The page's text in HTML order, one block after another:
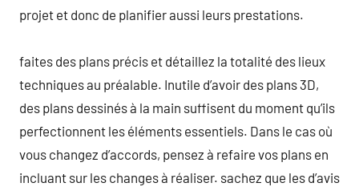
projet et donc de planifier aussi leurs prestations.
faites des plans précis et détaillez la totalité des lieux
techniques au préalable. Inutile d’avoir des plans 3D,
des plans dessinés à la main suffisent du moment qu’ils
perfectionnent les éléments essentiels. Dans le cas où
vous changez d’accords, pensez à refaire vos plans en
incluant sur les changes à réaliser. sachez que les d’avis